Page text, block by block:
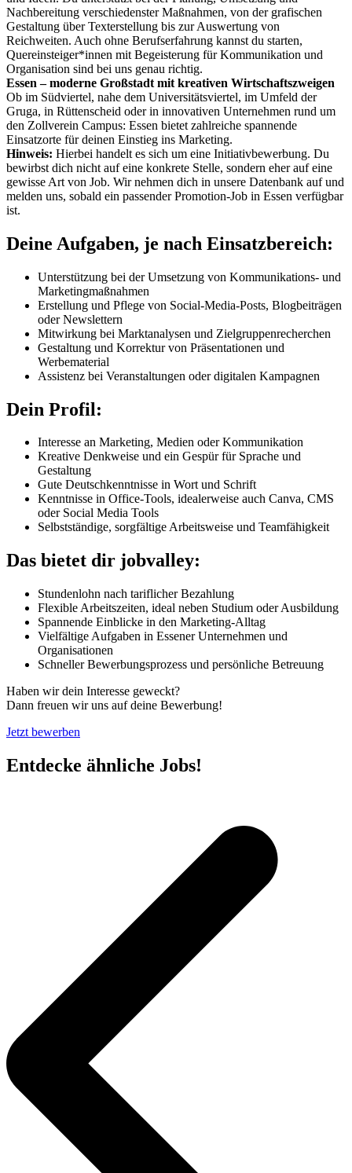
Nachbereitung verschiedenster Maßnahmen, von der grafischen
Gestaltung über Texterstellung bis zur Auswertung von
Reichweiten. Auch ohne Berufserfahrung kannst du starten,
Quereinsteiger*innen mit Begeisterung für Kommunikation und
Organisation sind bei uns genau richtig.
Essen – moderne Großstadt mit kreativen Wirtschaftszweigen
Ob im Südviertel, nahe dem Universitätsviertel, im Umfeld der
Gruga, in Rüttenscheid oder in innovativen Unternehmen rund um
den Zollverein Campus: Essen bietet zahlreiche spannende
Einsatzorte für deinen Einstieg ins Marketing.
Hinweis: Hierbei handelt es sich um eine Initiativbewerbung. Du
bewirbst dich nicht auf eine konkrete Stelle, sondern eher auf eine
gewisse Art von Job. Wir nehmen dich in unsere Datenbank auf und
melden uns, sobald ein passender Promotion-Job in Essen verfügbar
ist.
Deine Aufgaben, je nach Einsatzbereich:
Unterstützung bei der Umsetzung von Kommunikations- und
Marketingmaßnahmen
Erstellung und Pflege von Social-Media-Posts, Blogbeiträgen
oder Newslettern
Mitwirkung bei Marktanalysen und Zielgruppenrecherchen
Gestaltung und Korrektur von Präsentationen und
Werbematerial
Assistenz bei Veranstaltungen oder digitalen Kampagnen
Dein Profil:
Interesse an Marketing, Medien oder Kommunikation
Kreative Denkweise und ein Gespür für Sprache und
Gestaltung
Gute Deutschkenntnisse in Wort und Schrift
Kenntnisse in Office-Tools, idealerweise auch Canva, CMS
oder Social Media Tools
Selbstständige, sorgfältige Arbeitsweise und Teamfähigkeit
Das bietet dir jobvalley:
Stundenlohn nach tariflicher Bezahlung
Flexible Arbeitszeiten, ideal neben Studium oder Ausbildung
Spannende Einblicke in den Marketing-Alltag
Vielfältige Aufgaben in Essener Unternehmen und
Organisationen
Schneller Bewerbungsprozess und persönliche Betreuung
Haben wir dein Interesse geweckt?
Dann freuen wir uns auf deine Bewerbung!
Jetzt bewerben
Entdecke ähnliche Jobs!